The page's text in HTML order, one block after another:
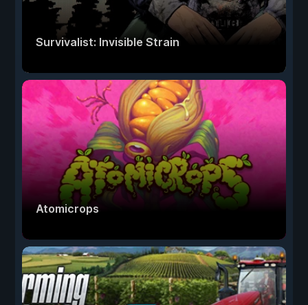
Survivalist: Invisible Strain
Atomicrops